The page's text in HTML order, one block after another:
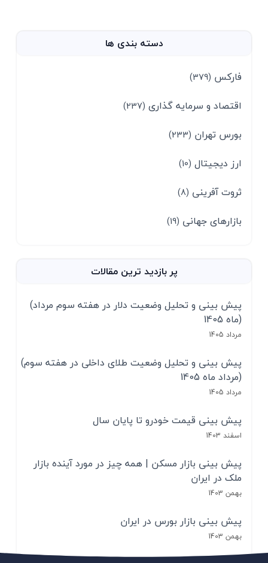
دسته بندی ها
فارکس (379)
اقتصاد و سرمایه گذاری (237)
بورس تهران (233)
ارز دیجیتال (10)
ثروت آفرینی (8)
بازارهای جهانی (19)
پر بازدید ترین مقالات
(پیش بینی و تحلیل وضعیت دلار در هفته سوم مرداد
ماه 1405)
مرداد 1405
(پیش بینی و تحلیل وضعیت طلای داخلی در هفته سوم
مرداد ماه 1405)
مرداد 1405
پیش بینی قیمت خودرو تا پایان سال
اسفند 1403
پیش بینی بازار مسکن | همه چیز در مورد آینده بازار
ملک در ایران
بهمن 1403
پیش بینی بازار بورس در ایران
بهمن 1403